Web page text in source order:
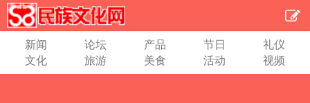
新闻 论坛 产品 节日
礼仪
文化
旅游 美食 活动 视频